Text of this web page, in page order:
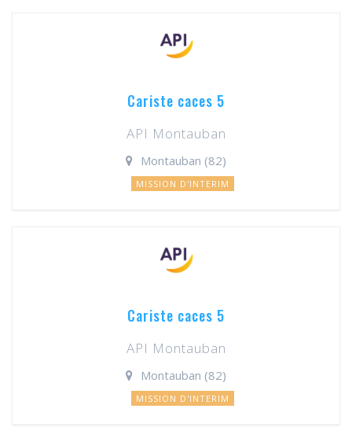
Cariste caces 5
API Montauban
Montauban (82)
MISSION D'INTERIM
Cariste caces 5
API Montauban
Montauban (82)
MISSION D'INTERIM